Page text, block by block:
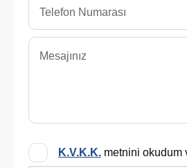
K.V.K.K.metnini okudum